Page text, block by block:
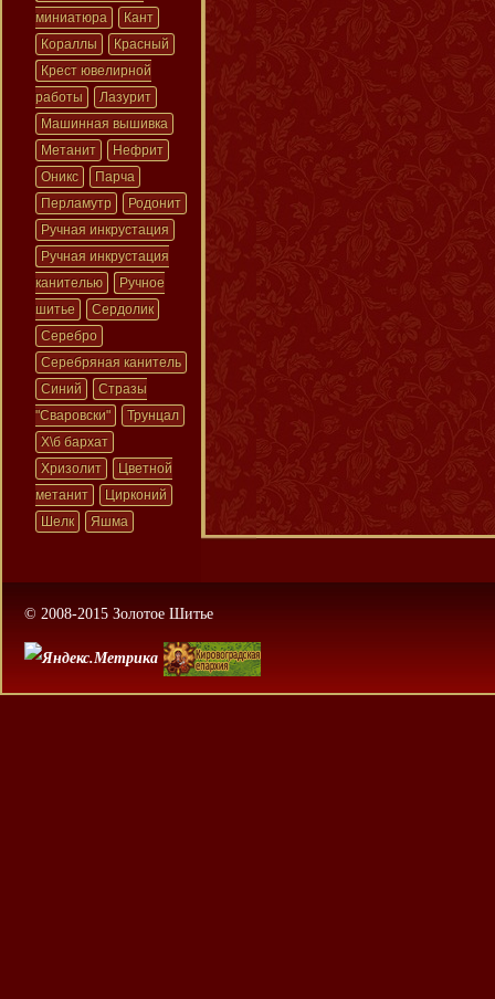
миниатюра
Кант
Кораллы
Красный
Крест ювелирной
работы
Лазурит
Машинная вышивка
Метанит
Нефрит
Оникс
Парча
Перламутр
Родонит
Ручная инкрустация
Ручная инкрустация
канителью
Ручное
шитье
Сердолик
Серебро
Серебряная канитель
Синий
Стразы
"Сваровски"
Трунцал
Х\б бархат
Хризолит
Цветной
метанит
Цирконий
Шелк
Яшма
© 2008-2015 Золотое Шитье